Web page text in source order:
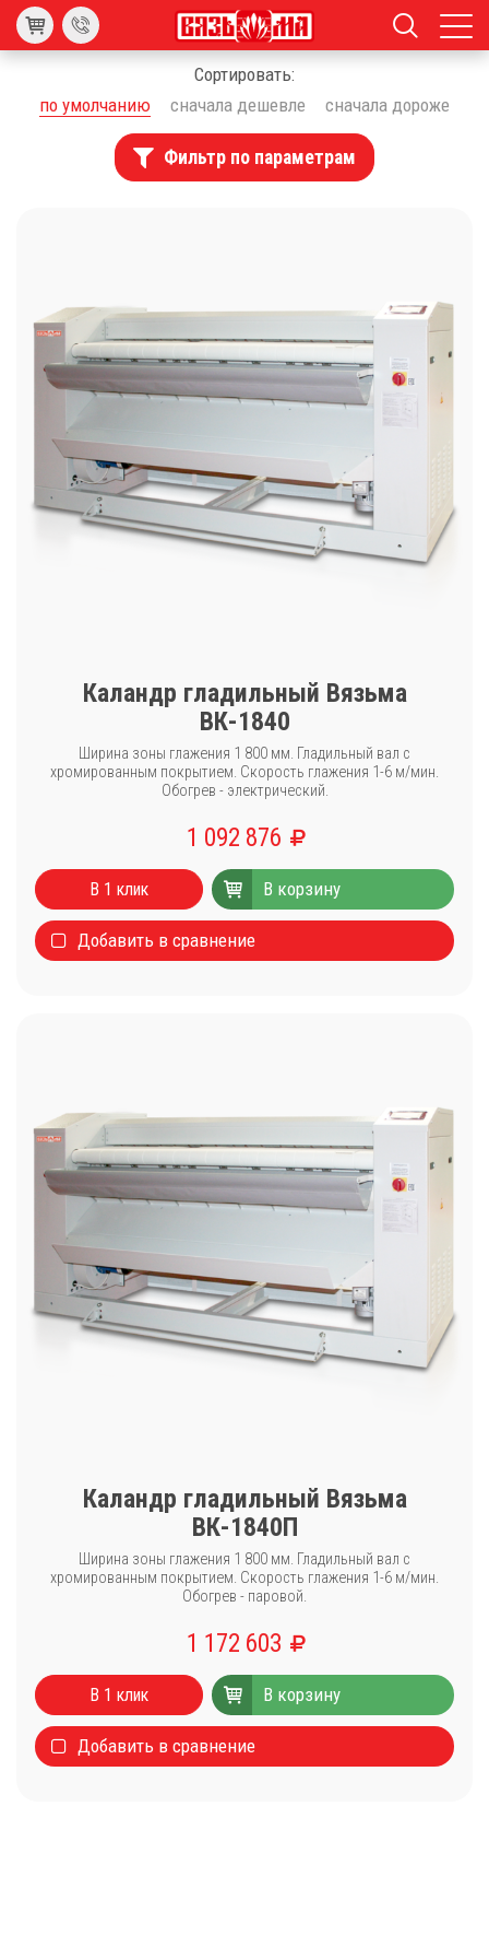
Сортировать:
по умолчанию
сначала дешевле сначала дороже
Фильтр по параметрам
Каландр гладильный Вязьма
ВК-1840
Ширина зоны глажения 1 800 мм. Гладильный вал с
хромированным покрытием. Скорость глажения 1-6 м/мин.
Обогрев - электрический.
1 092 876
В 1 клик В корзину
Добавить в сравнение
Каландр гладильный Вязьма
ВК-1840П
Ширина зоны глажения 1 800 мм. Гладильный вал с
хромированным покрытием. Скорость глажения 1-6 м/мин.
Обогрев - паровой.
1 172 603
В 1 клик В корзину
Добавить в сравнение
Стиральные машины
Сушильные машины
Центрифуги для отжима белья
Оборудование для чистки ковров